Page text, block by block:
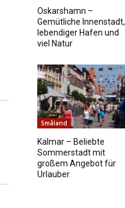
Oskarshamn –
Gemütliche Innenstadt,
lebendiger Hafen und
viel Natur
Småland
Kalmar – Beliebte
Sommerstadt mit
großem Angebot für
Urlauber